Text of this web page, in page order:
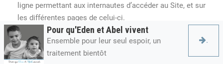
ligne permettant aux internautes d’accéder au Site, et sur
les différentes pages de celui-ci.
Cette technologie permet àhttps://www.asrxv.fr
d’évaluer les réponses des visiteurs face au Site et
Pour qu'Eden et Abel vivent
Ensemble pour leur seul espoir, un
traitement bientôt
.